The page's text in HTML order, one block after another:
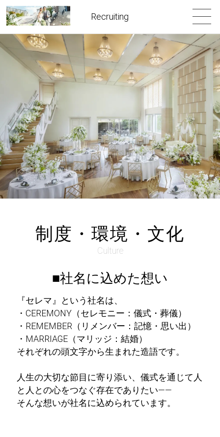
Recruiting
制度・環境・文化
Culture
■社名に込めた想い
『セレマ』という社名は、
・CEREMONY（セレモニー：儀式・葬儀）
・REMEMBER（リメンバー：記憶・思い出）
・MARRIAGE（マリッジ：結婚）
それぞれの頭文字から生まれた造語です。
人生の大切な節目に寄り添い、儀式を通じて人
と人との心をつなぐ存在でありたい――
そんな想いが社名に込められています。